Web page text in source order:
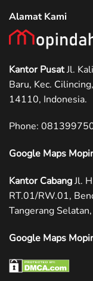
Alamat Kami
Kantor PusatJl.
Baru, Kec.
14110, Indonesia.
Phone:
Google Maps
Kantor CabangJl.
RT.01/RW.01,
Tangerang
Google Maps